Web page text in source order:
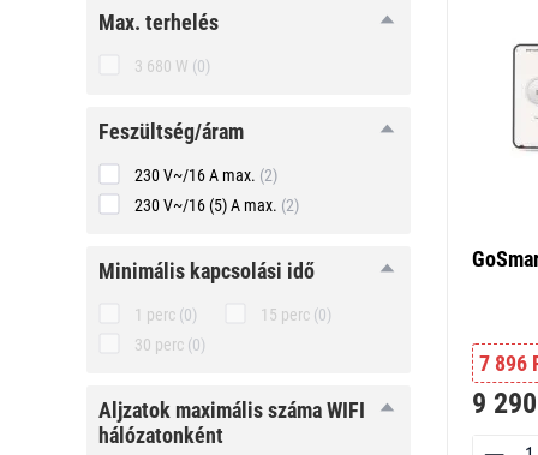
max.max. terhelés
3 680 W (0)
feszültség/
feszültség/áram
230 V~/16 A max. (2)
230 V~/16 (5) A max. (2)
minimális
minimális kapcsolási idő
1 perc (0) 15 perc (0)
30 perc (0)
aljzatok
maximális
száma WIFI
aljzatok maximális száma WIFI
hálózatonként
7 896
9 290